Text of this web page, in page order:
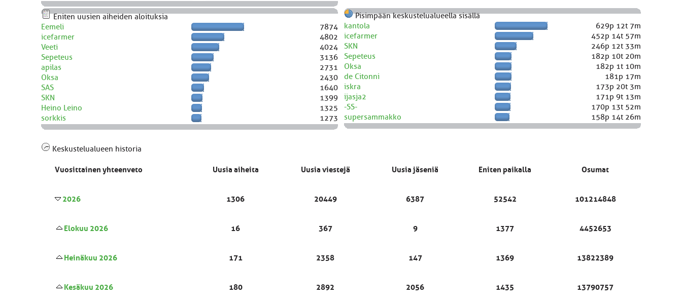
Eniten uusien aiheiden aloituksia
Eemeli
7874
icefarmer
4802
Veeti
4024
Sepeteus
3136
apilas
2731
Oksa
2430
SAS
1640
SKN
1399
Heino Leino
1325
sorkkis
1273
Pisimpään keskustelualueella sisällä
kantola
629p 12t 7m
icefarmer
452p 14t 57m
SKN
246p 12t 33m
Sepeteus
182p 10t 20m
Oksa
182p 1t 10m
de Citonni
181p 17m
iskra
173p 20t 3m
ijasja2
171p 9t 13m
-SS-
170p 13t 52m
supersammakko
158p 14t 26m
Keskustelualueen historia
Vuosittainen yhteenveto Uusia aiheita Uusia viestejä Uusia jäseniä Eniten paikalla Osumat
2026 1306 20449 6387 52542 101214848
Elokuu 2026 16 367 9 1377 4452653
Heinäkuu 2026 171 2358 147 1369 13822389
Kesäkuu 2026 180 2892 2056 1435 13790757